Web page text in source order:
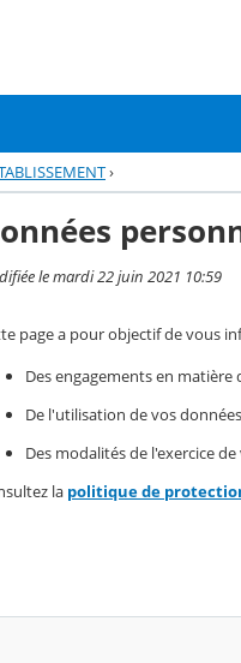
›
le mardi 22 juin 2021 10:59
page a pour objectif de vous
Des engagements en
De l'utilisation de vos
Des modalités de l'exercice
la politique de